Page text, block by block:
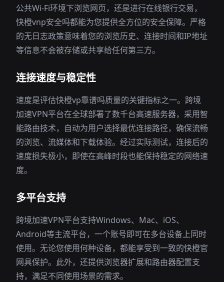
公共Wi-Fi环境下浏览网页，还是进行在线银行交易，
快橙vnp安全吗都能为您提供全方位的安全保障。严格
的无日志政策意味着您的浏览历史、连接时间和IP地址
等信息不会被存储或共享给任何第三方。
连接速度与稳定性
速度是评估快橙vp靠谱吗质量的关键指标之一。跨境
加速VPN平台在全球部署了数千台高速服务器，采用智
能路由技术，自动为用户选择最优连接路径，确保流畅
的浏览、流媒体和下载体验。经过实际测试，连接后的
速度损失极小，即使在高峰时段也能保持稳定的网络速
度。
多平台支持
跨境加速VPN平台支持Windows、Mac、iOS、
Android等主流平台，一个账号即可在多台设备上同时
使用。无论您使用何种设备，都能享受到一致的快橙官
网具保护。此外，还提供浏览器扩展和路由器配置支
持，满足不同使用场景的需求。